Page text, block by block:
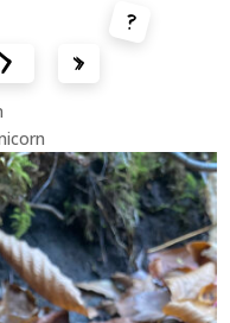
> »
?